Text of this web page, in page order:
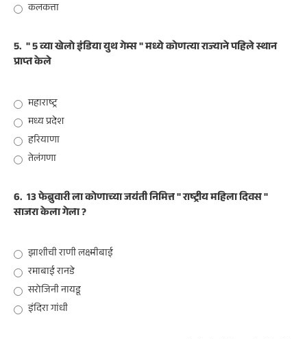
कलकत्ता
5. " 5 व्या खेलो इंडिया युथ गेम्स " मध्ये कोणत्या राज्याने पहिले स्थान
प्राप्त केले
महाराष्ट्र
मध्य प्रदेश
हरियाणा
तेलंगणा
6. 13 फेब्रुवारी ला कोणाच्या जयंती निमित्त " राष्ट्रीय महिला दिवस "
साजरा केला गेला ?
झाशीची राणी लक्ष्मीबाई
रमाबाई रानडे
सरोजिनी नायडू
इंदिरा गांधी